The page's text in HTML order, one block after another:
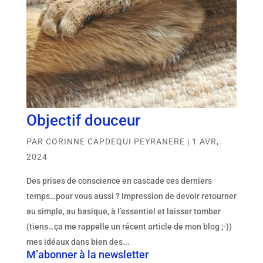
Objectif douceur
PAR CORINNE CAPDEQUI PEYRANERE | 1 AVR,
2024
Des prises de conscience en cascade ces derniers
temps…pour vous aussi ? Impression de devoir retourner
au simple, au basique, à l’essentiel et laisser tomber
(tiens…ça me rappelle un récent article de mon blog ;-))
mes idéaux dans bien des...
M’abonner à la newsletter